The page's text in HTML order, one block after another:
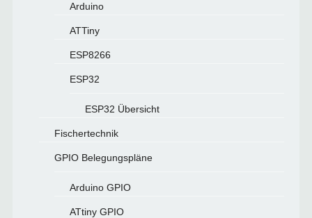
Arduino
ATTiny
ESP8266
ESP32
ESP32 Übersicht
Fischertechnik
GPIO Belegungspläne
Arduino GPIO
ATtiny GPIO